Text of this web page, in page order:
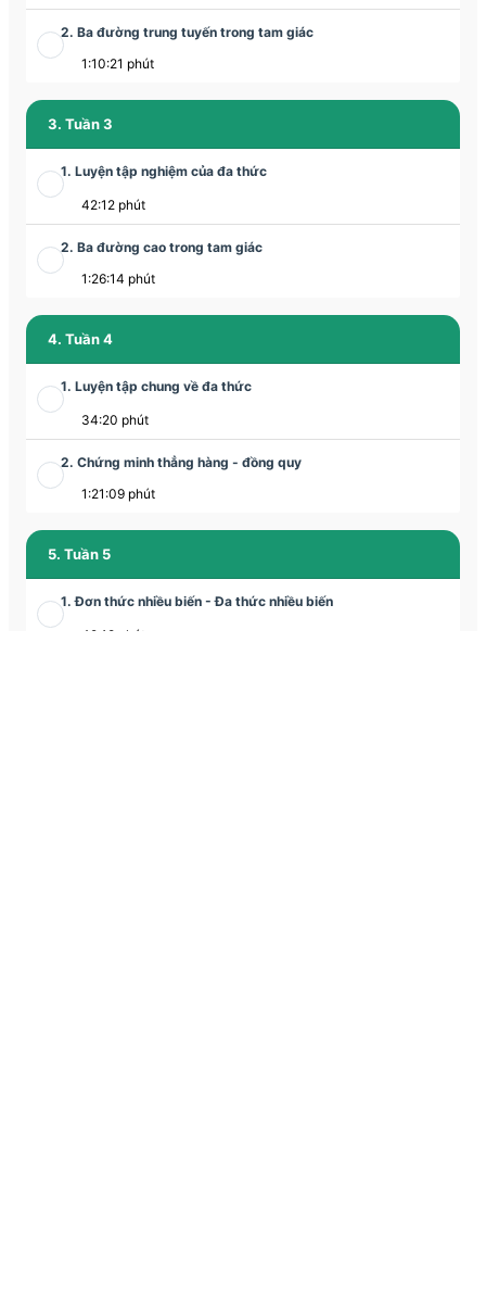
2. Ba đường trung tuyến trong tam giác
1:10:21 phút
3. Tuần 3
1. Luyện tập nghiệm của đa thức
42:12 phút
2. Ba đường cao trong tam giác
1:26:14 phút
4. Tuần 4
1. Luyện tập chung về đa thức
34:20 phút
2. Chứng minh thẳng hàng - đồng quy
1:21:09 phút
5. Tuần 5
1. Đơn thức nhiều biến - Đa thức nhiều biến
49:18 phút